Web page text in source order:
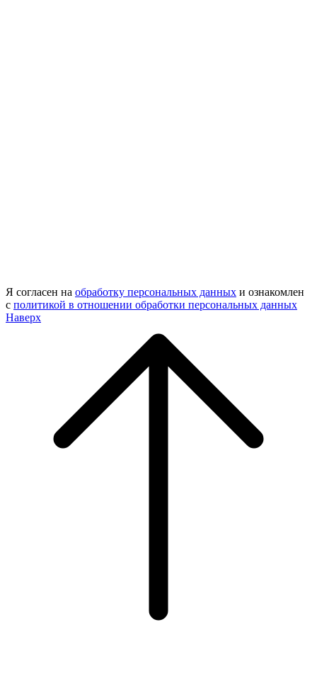
Я согласен на обработку персональных данных и ознакомлен
с политикой в отношении обработки персональных данных
Наверх